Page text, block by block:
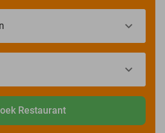
Restaurant